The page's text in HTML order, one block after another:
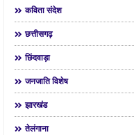
कविता संदेश
छत्तीसगढ़
छिंदवाड़ा
जनजाति विशेष
झारखंड
तेलंगाना